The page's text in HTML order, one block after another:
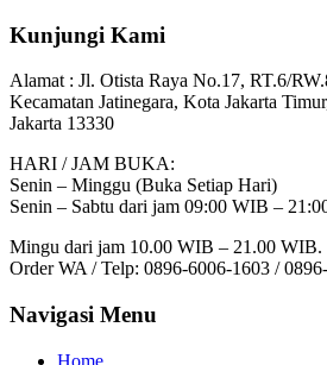
Kunjungi Kami
Alamat : Jl. Otista Raya No.17, RT.6/
Kecamatan Jatinegara, Kota Jakarta
Jakarta 13330
HARI / JAM BUKA:
Senin – Minggu (Buka Setiap Hari)
Senin – Sabtu dari jam 09:00 WIB –
Mingu dari jam 10.00 WIB – 21.00 WIB.
Order WA / Telp: 0896-6006-1603 /
Navigasi Menu
Home